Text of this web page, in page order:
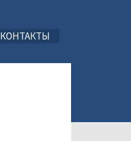
КОНТАКТЫ